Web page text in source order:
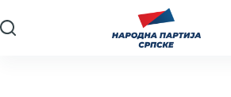
to
content